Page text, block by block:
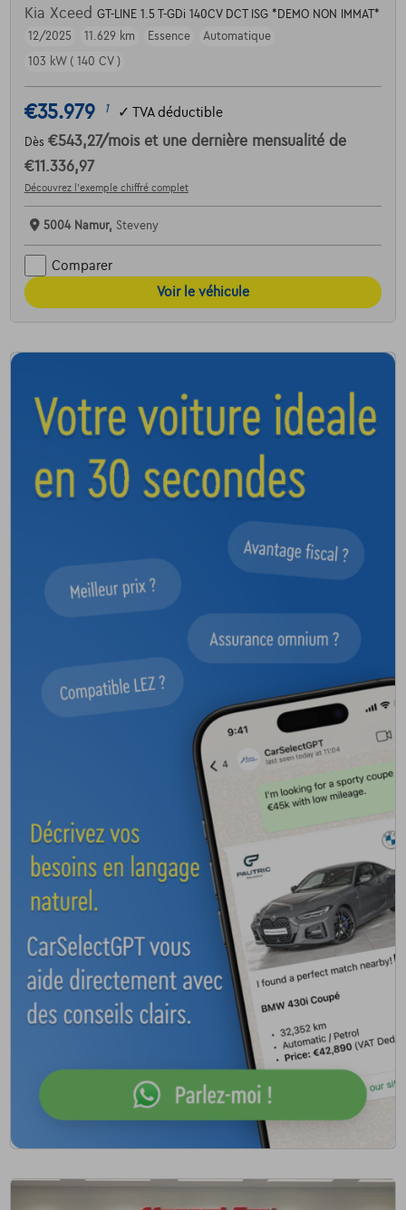
Kia Xceed GT-LINE 1.5 T-GDi 140CV DCT ISG *DEMO NON IMMAT*
12/2025
11.629 km Essence
Automatique
103 kW ( 140 CV )
€35.979 1 ✓ TVA déductible
Dès €543,27/mois et une dernière mensualité de
€11.336,97
Découvrez l’exemple chiffré complet
5004 Namur, Steveny
Comparer
Voir le véhicule